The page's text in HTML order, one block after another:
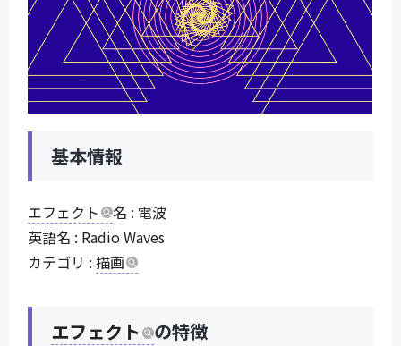
基本情報
エフェクト
名 : 電波
英語名 : Radio Waves
カテゴリ :描画
エフェクト の特徴